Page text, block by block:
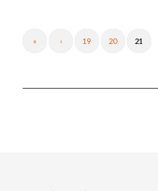
« ‹ 19 20 21